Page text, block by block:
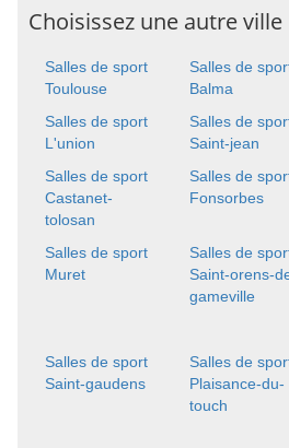
Choisissez une autre ville
Salles de sport
Toulouse
Salles de
Balma
Salles de sport
L'union
Salles de
Saint-jean
Salles de sport
Castanet-
tolosan
Salles de
Fonsorbes
Salles de sport
Muret
Salles de
Saint-orens-
gameville
Salles de sport
Saint-gaudens
Salles de
Plaisance-du-
touch